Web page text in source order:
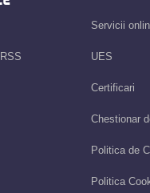
Servicii
UES
Certificari
Chestionar
Politica de
Politica